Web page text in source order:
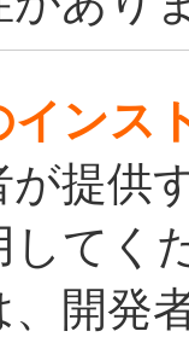
インス
が提供
してく
、開発